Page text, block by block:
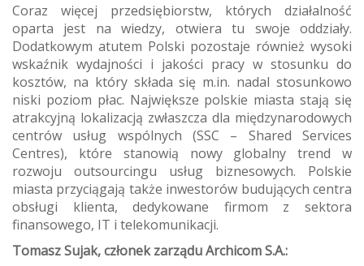
Coraz więcej przedsiębiorstw, których działalność
oparta jest na wiedzy, otwiera tu swoje oddziały.
Dodatkowym atutem Polski pozostaje również wysoki
wskaźnik wydajności i jakości pracy w stosunku do
kosztów, na który składa się m.in. nadal stosunkowo
niski poziom płac. Największe polskie miasta stają się
atrakcyjną lokalizacją zwłaszcza dla międzynarodowych
centrów usług wspólnych (SSC – Shared Services
Centres), które stanowią nowy globalny trend w
rozwoju outsourcingu usług biznesowych. Polskie
miasta przyciągają także inwestorów budujących centra
obsługi klienta, dedykowane firmom z sektora
finansowego, IT i telekomunikacji.
Tomasz Sujak, członek zarządu Archicom S.A.: